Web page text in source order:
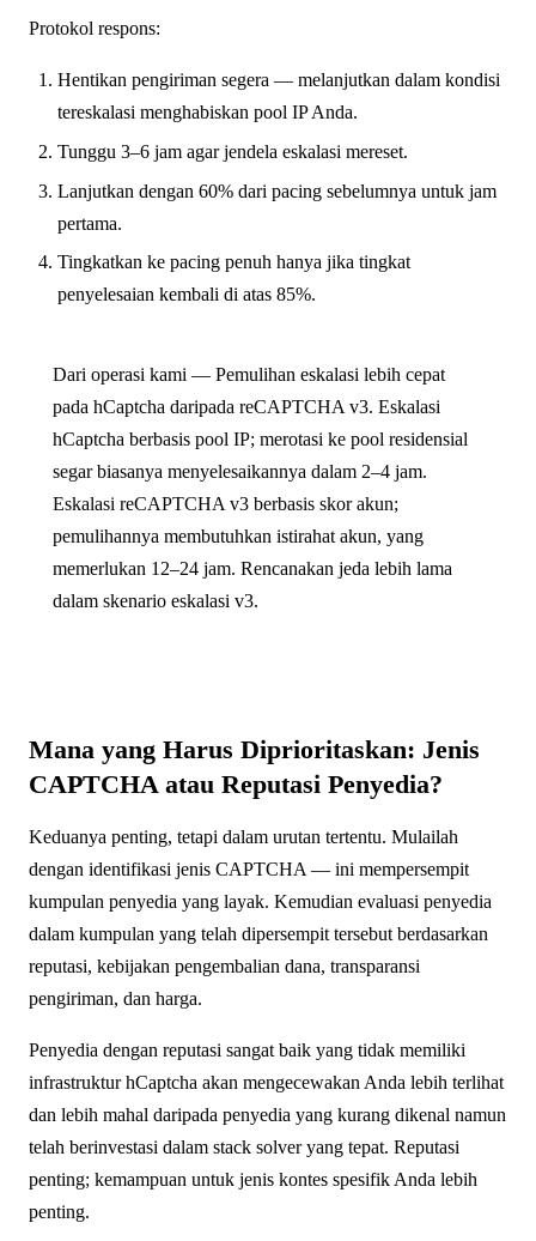
Protokol respons:
Hentikan pengiriman segera — melanjutkan dalam kondisi
tereskalasi menghabiskan pool IP Anda.
Tunggu 3–6 jam agar jendela eskalasi mereset.
Lanjutkan dengan 60% dari pacing sebelumnya untuk jam
pertama.
Tingkatkan ke pacing penuh hanya jika tingkat
penyelesaian kembali di atas 85%.
Dari operasi kami — Pemulihan eskalasi lebih cepat
pada hCaptcha daripada reCAPTCHA v3. Eskalasi
hCaptcha berbasis pool IP; merotasi ke pool residensial
segar biasanya menyelesaikannya dalam 2–4 jam.
Eskalasi reCAPTCHA v3 berbasis skor akun;
pemulihannya membutuhkan istirahat akun, yang
memerlukan 12–24 jam. Rencanakan jeda lebih lama
dalam skenario eskalasi v3.
Mana yang Harus Diprioritaskan: Jenis
CAPTCHA atau Reputasi Penyedia?
Keduanya penting, tetapi dalam urutan tertentu. Mulailah
dengan identifikasi jenis CAPTCHA — ini mempersempit
kumpulan penyedia yang layak. Kemudian evaluasi penyedia
dalam kumpulan yang telah dipersempit tersebut berdasarkan
reputasi, kebijakan pengembalian dana, transparansi
pengiriman, dan harga.
Penyedia dengan reputasi sangat baik yang tidak memiliki
infrastruktur hCaptcha akan mengecewakan Anda lebih terlihat
dan lebih mahal daripada penyedia yang kurang dikenal namun
telah berinvestasi dalam stack solver yang tepat. Reputasi
penting; kemampuan untuk jenis kontes spesifik Anda lebih
penting.